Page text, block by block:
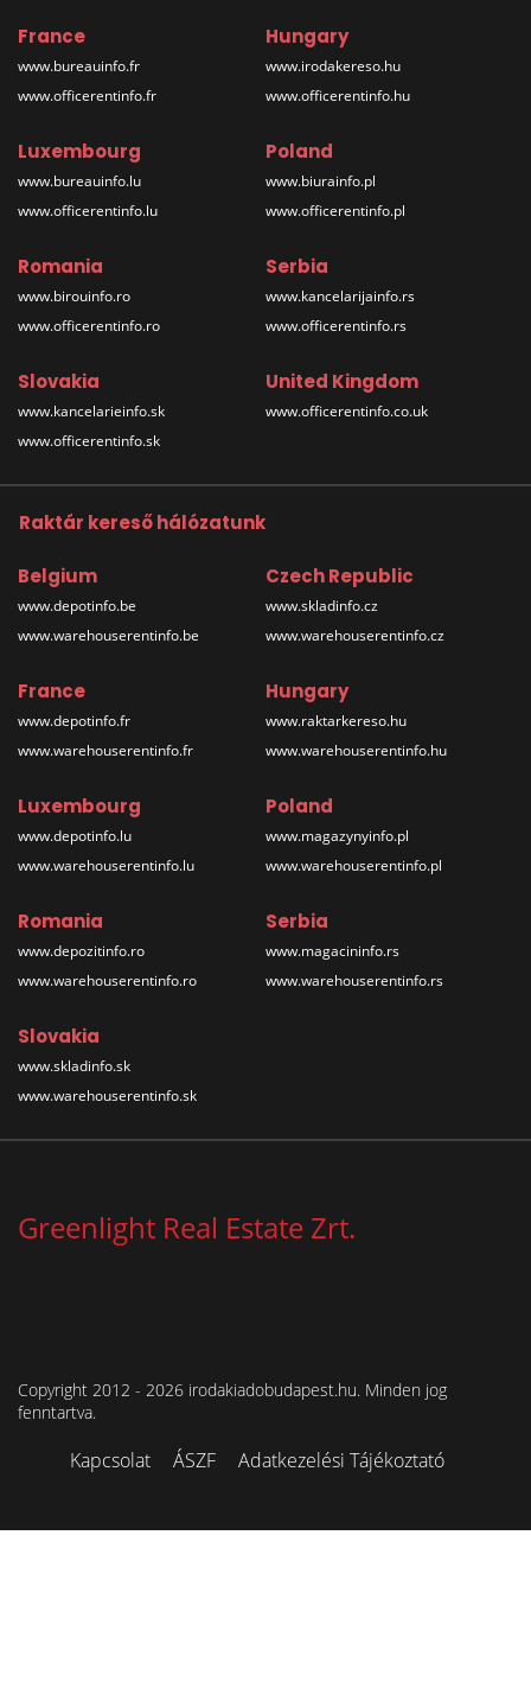
France
www.bureauinfo.fr
www.officerentinfo.fr
Hungary
www.irodakereso.hu
www.officerentinfo.hu
Luxembourg
www.bureauinfo.lu
www.officerentinfo.lu
Poland
www.biurainfo.pl
www.officerentinfo.pl
Romania
www.birouinfo.ro
www.officerentinfo.ro
Serbia
www.kancelarijainfo.rs
www.officerentinfo.rs
Slovakia
www.kancelarieinfo.sk
www.officerentinfo.sk
United Kingdom
www.officerentinfo.co.uk
Raktár kereső hálózatunk
Belgium
www.depotinfo.be
www.warehouserentinfo.be
Czech Republic
www.skladinfo.cz
www.warehouserentinfo.cz
France
www.depotinfo.fr
www.warehouserentinfo.fr
Hungary
www.raktarkereso.hu
www.warehouserentinfo.hu
Luxembourg
www.depotinfo.lu
www.warehouserentinfo.lu
Poland
www.magazynyinfo.pl
www.warehouserentinfo.pl
Romania
www.depozitinfo.ro
www.warehouserentinfo.ro
Serbia
www.magacininfo.rs
www.warehouserentinfo.rs
Slovakia
www.skladinfo.sk
www.warehouserentinfo.sk
Greenlight Real Estate Zrt.
Copyright 2012 - 2026 irodakiadobudapest.hu. Minden jog
fenntartva.
Kapcsolat ÁSZF Adatkezelési Tájékoztató